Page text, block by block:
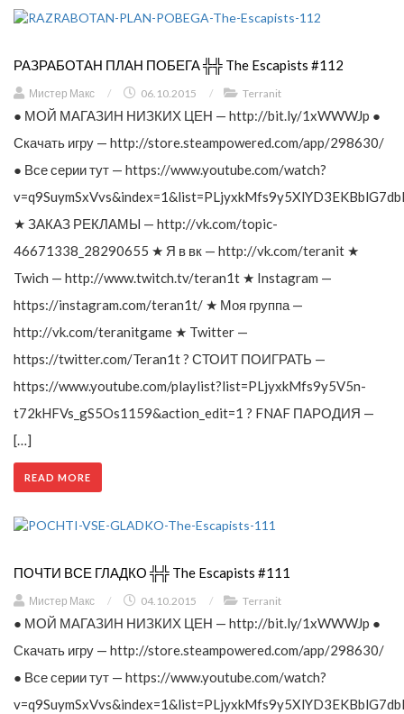
РАЗРАБОТАН ПЛАН ПОБЕГА ╬╬ The Escapists #112
Мистер Макс / 06.10.2015 / Terranit
● МОЙ МАГАЗИН НИЗКИХ ЦЕН — http://bit.ly/1xWWWJp ●
Скачать игру — http://store.steampowered.com/app/298630/
● Все серии тут — https://www.youtube.com/watch?
★ ЗАКАЗ РЕКЛАМЫ — http://vk.com/topic-
46671338_28290655 ★ Я в вк — http://vk.com/teranit ★
Twich — http://www.twitch.tv/teran1t ★ Instagram —
https://instagram.com/teran1t/ ★ Моя группа —
http://vk.com/teranitgame ★ Twitter —
https://twitter.com/Teran1t ? СТОИТ ПОИГРАТЬ —
https://www.youtube.com/playlist?list=PLjyxkMfs9y5V5n-
t72kHFVs_gS5Os1159&action_edit=1 ? FNAF ПАРОДИЯ —
[…]
READ MORE
ПОЧТИ ВСЕ ГЛАДКО ╬╬ The Escapists #111
Мистер Макс / 04.10.2015 / Terranit
● МОЙ МАГАЗИН НИЗКИХ ЦЕН — http://bit.ly/1xWWWJp ●
Скачать игру — http://store.steampowered.com/app/298630/
● Все серии тут — https://www.youtube.com/watch?